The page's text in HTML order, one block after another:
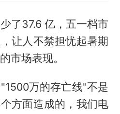
了37.6 亿，五一档市
让人不禁担忧起暑期
市场表现。
万的存亡线"不是
方面造成的，我们电